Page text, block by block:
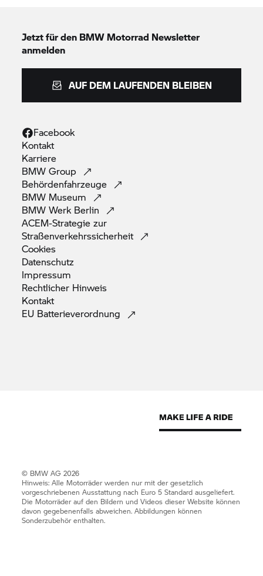
Jetzt für den BMW Motorrad Newsletter
anmelden
AUF DEM LAUFENDEN BLEIBEN
Facebook
Kontakt
Karriere
BMWGroup
Behördenfahrzeuge
BMW Museum
BMW Werk Berlin
ACEM-Strategie zur
Straßenverkehrssicherheit
Cookies
Datenschutz
Impressum
Rechtlicher Hinweis
Kontakt
EU Batterieverordnung
© BMW AG 2026
Hinweis: Alle Motorräder werden nur mit der gesetzlich
vorgeschriebenen Ausstattung nach Euro 5 Standard ausgeliefert.
Die Motorräder auf den Bildern und Videos dieser Website können
davon gegebenenfalls abweichen. Abbildungen können
Sonderzubehör enthalten.